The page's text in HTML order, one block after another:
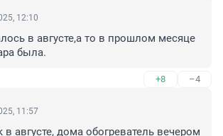
12:10
в августе,а то в прошлом месяце
была.
+8 –4
11:57
августе, дома обогреватель вечером